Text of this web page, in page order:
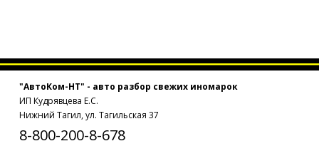
"АвтоКом-НТ" - авто разбор свежих иномарок
ИП Кудрявцева Е.С.
Нижний Тагил, ул. Тагильская 37
8-800-200-8-678